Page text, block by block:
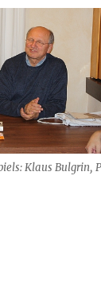
Klaus Bulgrin,